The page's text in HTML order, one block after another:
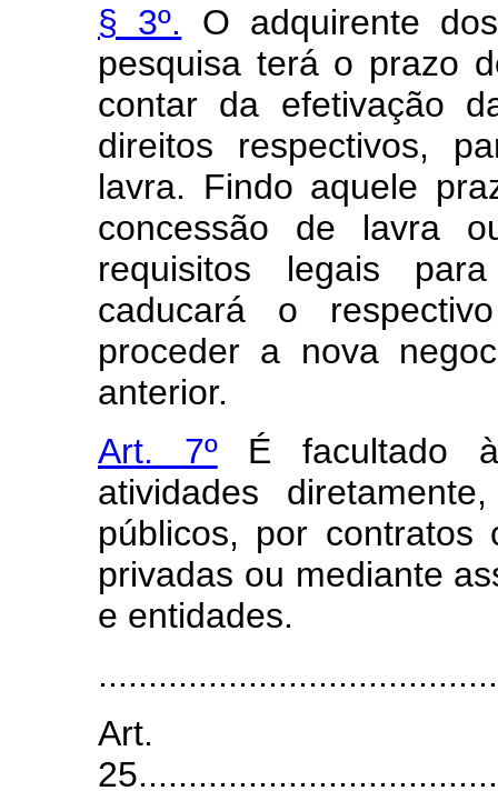
§ 3º. O adquirente
pesquisa terá o prazo
contar da efetivação
direitos respectivos,
lavra. Findo aquele
concessão de lavra
requisitos legais
caducará o
proceder a nova
anterior.
Art. 7ºÉ facultado à
atividades
públicos, por contratos
privadas ou mediante
e entidades.
Art.